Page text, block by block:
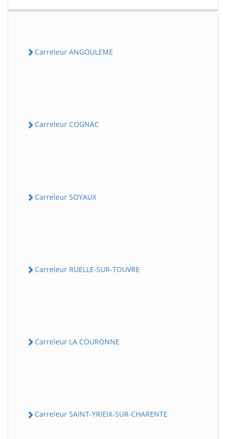
Carreleur ANGOULEME
Carreleur COGNAC
Carreleur SOYAUX
Carreleur RUELLE-SUR-TOUVRE
Carreleur LA COURONNE
Carreleur SAINT-YRIEIX-SUR-CHARENTE